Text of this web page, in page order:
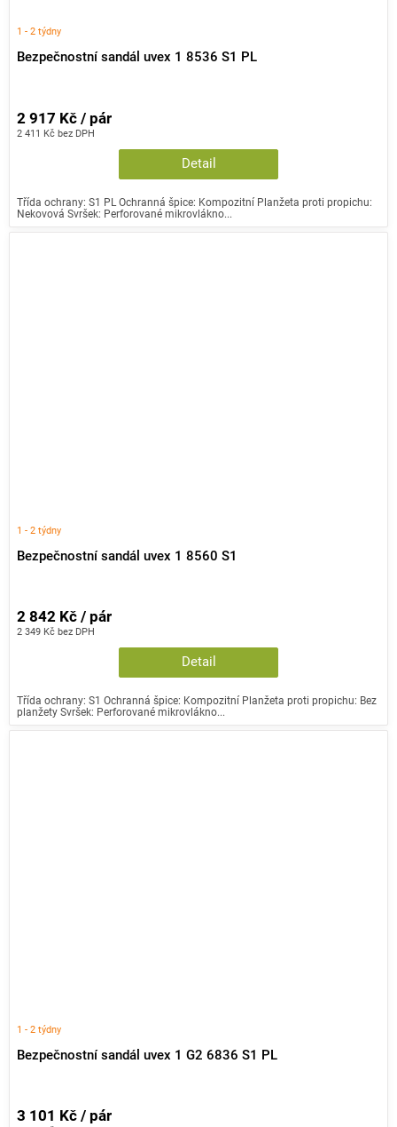
Bezpečnostní sandál uvex 1 8536 S1 PL
1 - 2 týdny
2 411 Kč bez DPH
2 917 Kč / pár
Detail
Třída ochrany: S1 PL Ochranná špice: Kompozitní Planžeta proti propichu:
Nekovová Svršek: Perforované mikrovlákno...
Bezpečnostní sandál uvex 1 8560 S1
1 - 2 týdny
2 349 Kč bez DPH
2 842 Kč / pár
Detail
Třída ochrany: S1 Ochranná špice: Kompozitní Planžeta proti propichu: Bez
planžety Svršek: Perforované mikrovlákno...
Bezpečnostní sandál uvex 1 G2 6836 S1 PL
1 - 2 týdny
3 101 Kč / pár